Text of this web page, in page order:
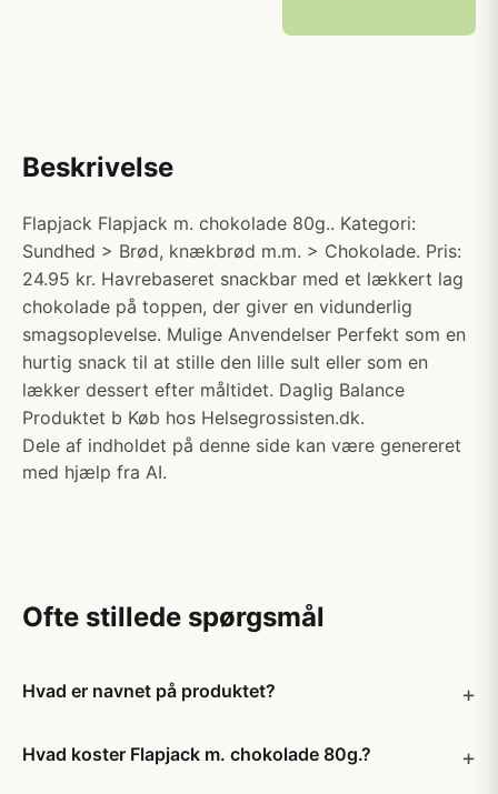
Beskrivelse
Flapjack Flapjack m. chokolade 80g.. Kategori:
Sundhed > Brød, knækbrød m.m. > Chokolade. Pris:
24.95 kr. Havrebaseret snackbar med et lækkert lag
chokolade på toppen, der giver en vidunderlig
smagsoplevelse. Mulige Anvendelser Perfekt som en
hurtig snack til at stille den lille sult eller som en
lækker dessert efter måltidet. Daglig Balance
Produktet b Køb hos Helsegrossisten.dk.
Dele af indholdet på denne side kan være genereret
med hjælp fra AI.
Ofte stillede spørgsmål
Hvad er navnet på produktet?
Hvad koster Flapjack m. chokolade 80g.?